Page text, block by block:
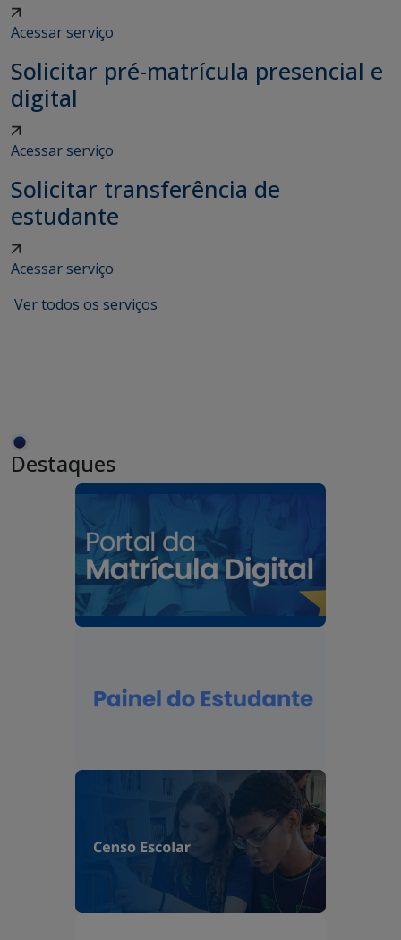
Acessar serviço
Solicitar pré-matrícula presencial e
digital
Acessar serviço
Solicitar transferência de
estudante
Acessar serviço
Ver todos os serviços
Destaques